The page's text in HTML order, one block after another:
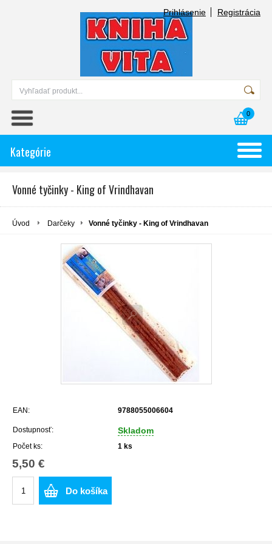
Prihlásenie Registrácia
0
Kategórie
Vonné tyčinky - King of Vrindhavan
Úvod Darčeky Vonné tyčinky - King of Vrindhavan
EAN: 9788055006604
Dostupnosť: Skladom
Počet ks: 1 ks
5,50 €
Do košíka